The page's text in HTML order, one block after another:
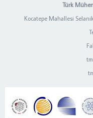
Türk
Kocatepe Mahallesi